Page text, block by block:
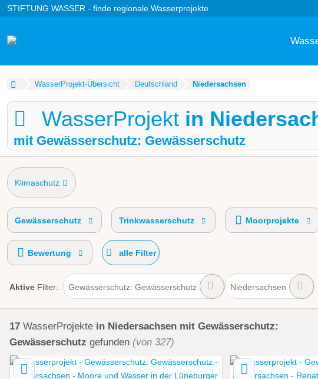
STIFTUNG WASSER - finde regionale Wasserprojekte
WasserProjekt-Übersicht Deutschland Niedersachsen
WasserProjekt in
mit Gewässerschutz: Gewässerschutz
Klimaschutz
Gewässerschutz Trinkwasserschutz Moorprojekte
Bewertung alle Filter
Aktive Filter: Gewässerschutz: Gewässerschutz Niedersachsen
17 WasserProjekte in Niedersachsen mit Gewässerschutz:
Gewässerschutz gefunden (von 327)